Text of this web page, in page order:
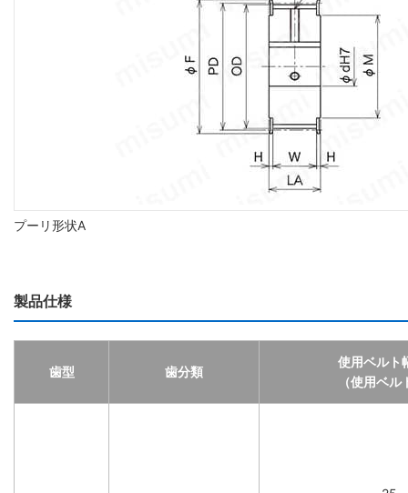
プーリ形状A
製品仕様
歯型 歯分類
使用ベルト
（使用ベル